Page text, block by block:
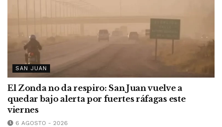
SAN JUAN
El Zonda no da respiro: San Juan vuelve a
quedar bajo alerta por fuertes ráfagas este
viernes
6 AGOSTO - 2026